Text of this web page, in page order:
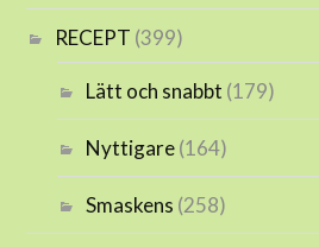
RECEPT (399)
Lätt och snabbt (179)
Nyttigare(164)
Smaskens (258)